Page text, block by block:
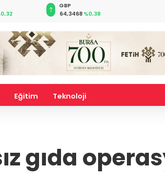
CHF
59,0083%0,82
Eğitim Teknoloji
gıda